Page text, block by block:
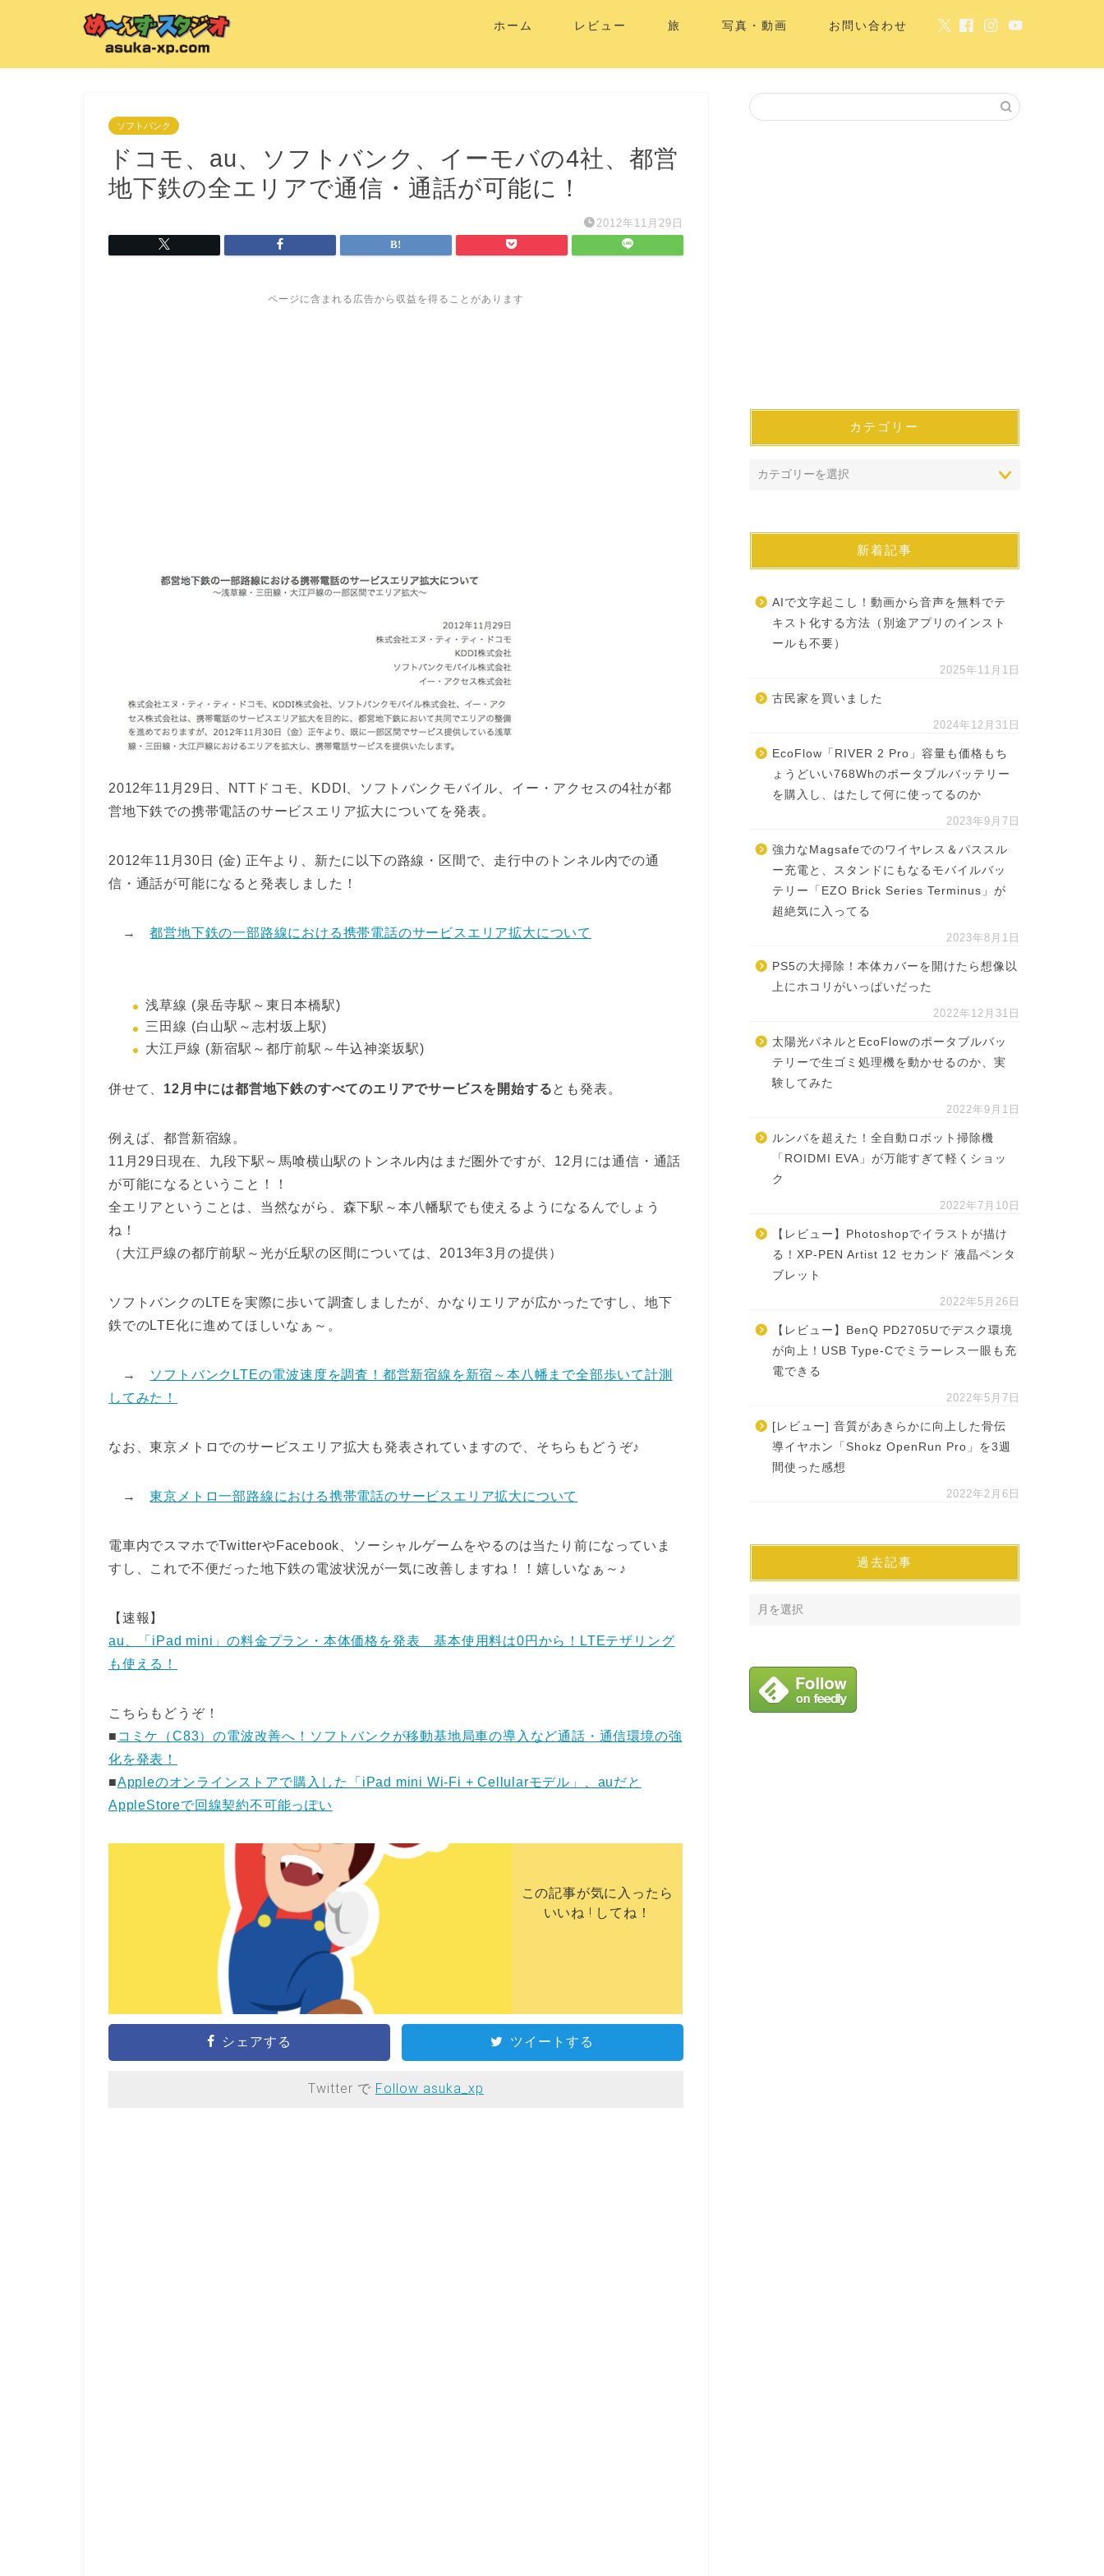
ホーム レビュー 旅 写真・動画 お問い合わせ
ソフトバンク
ドコモ、au、ソフトバンク、イーモバの4社、都営
地下鉄の全エリアで通信・通話が可能に！
2012年11月29日
ページに含まれる広告から収益を得ることがあります
2012年11月29日、NTTドコモ、KDDI、ソフトバンクモバイル、イー・アクセスの4社が都
営地下鉄での携帯電話のサービスエリア拡大についてを発表。
2012年11月30日 (金) 正午より、新たに以下の路線・区間で、走行中のトンネル内での通
信・通話が可能になると発表しました！
→都営地下鉄の一部路線における携帯電話のサービスエリア拡大について
浅草線 (泉岳寺駅～東日本橋駅)
三田線 (白山駅～志村坂上駅)
大江戸線 (新宿駅～都庁前駅～牛込神楽坂駅)
併せて、 12月中には都営地下鉄のすべてのエリアでサービスを開始するとも発表。
例えば、都営新宿線。
11月29日現在、九段下駅～馬喰横山駅のトンネル内はまだ圏外ですが、12月には通信・通話
が可能になるということ！！
全エリアということは、当然ながら、森下駅～本八幡駅でも使えるようになるんでしょう
ね！
（大江戸線の都庁前駅～光が丘駅の区間については、2013年3月の提供）
ソフトバンクのLTEを実際に歩いて調査しましたが、かなりエリアが広かったですし、地下
鉄でのLTE化に進めてほしいなぁ～。
→ ソフトバンクLTEの電波速度を調査！都営新宿線を新宿～本八幡まで全部歩いて計測
してみた！
なお、東京メトロでのサービスエリア拡大も発表されていますので、そちらもどうぞ♪
→東京メトロ一部路線における携帯電話のサービスエリア拡大について
電車内でスマホでTwitterやFacebook、ソーシャルゲームをやるのは当たり前になっていま
すし、これで不便だった地下鉄の電波状況が一気に改善しますね！！嬉しいなぁ～♪
【速報】
au、「iPad mini」の料金プラン・本体価格を発表 基本使用料は0円から！LTEテザリング
も使える！
こちらもどうぞ！
■ コミケ（C83）の電波改善へ！ソフトバンクが移動基地局車の導入など通話・通信環境の強
化を発表！
■Appleのオンラインストアで購入した「iPad mini Wi-Fi + Cellularモデル」、auだと
AppleStoreで回線契約不可能っぽい
この記事が気に入ったら
いいね ! してね！
シェアする ツイートする
Twitter で Follow asuka_xp
カテゴリー
新着記事
AIで文字起こし！動画から音声を無料でテ
キスト化する方法（別途アプリのインスト
ールも不要）
2025年11月1日
古民家を買いました
2024年12月31日
EcoFlow「RIVER 2 Pro」容量も価格もち
ょうどいい768Whのポータブルバッテリー
を購入し、はたして何に使ってるのか
2023年9月7日
強力なMagsafeでのワイヤレス＆パススル
ー充電と、スタンドにもなるモバイルバッ
テリー「EZO Brick Series Terminus」が
超絶気に入ってる
2023年8月1日
PS5の大掃除！本体カバーを開けたら想像以
上にホコリがいっぱいだった
2022年12月31日
太陽光パネルとEcoFlowのポータブルバッ
テリーで生ゴミ処理機を動かせるのか、実
験してみた
2022年9月1日
ルンバを超えた！全自動ロボット掃除機
「ROIDMI EVA」が万能すぎて軽くショッ
ク
2022年7月10日
【レビュー】Photoshopでイラストが描け
る！XP-PEN Artist 12 セカンド 液晶ペンタ
ブレット
2022年5月26日
【レビュー】BenQ PD2705Uでデスク環境
が向上！USB Type-Cでミラーレス一眼も充
電できる
2022年5月7日
[レビュー] 音質があきらかに向上した骨伝
導イヤホン「Shokz OpenRun Pro」を3週
間使った感想
2022年2月6日
過去記事